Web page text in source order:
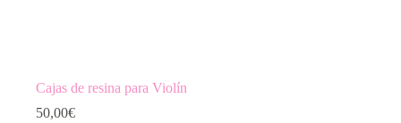
Cajas de resina para Violín
50,00€